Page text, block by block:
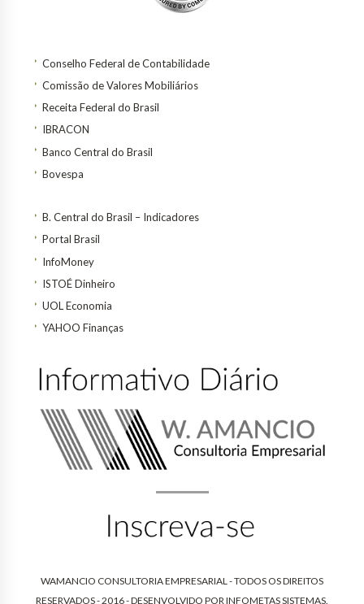
Conselho Federal de Contabilidade
Comissão de Valores Mobiliários
Receita Federal do Brasil
IBRACON
Banco Central do Brasil
Bovespa
B. Central do Brasil – Indicadores
Portal Brasil
InfoMoney
ISTOÉ Dinheiro
UOL Economia
YAHOO Finanças
WAMANCIO CONSULTORIA EMPRESARIAL - TODOS OS DIREITOS
RESERVADOS - 2016 - DESENVOLVIDO POR INFOMETAS SISTEMAS